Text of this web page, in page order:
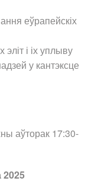
еўрапейскіх
і іх уплыву
у кантэксце
аўторак 17:30-
2025